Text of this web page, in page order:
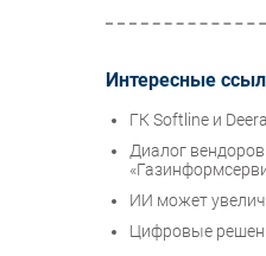
Интересные
ГК Softline и
Диалог
ИИ может
Цифровые